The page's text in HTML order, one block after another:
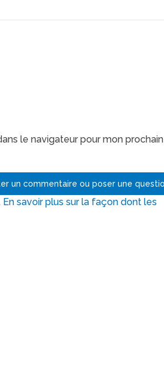
le navigateur pour mon prochain
En savoir plus sur la façon dont les